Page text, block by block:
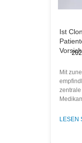
Ist
Mit
LESEN